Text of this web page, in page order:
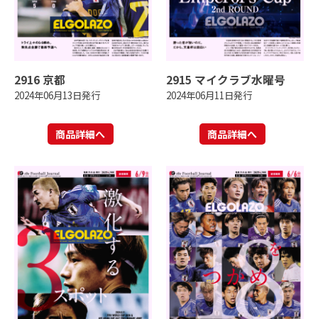
2916 京都
2024年06月13日発行
商品詳細へ
2915 マイクラブ水曜号
2024年06月11日発行
商品詳細へ